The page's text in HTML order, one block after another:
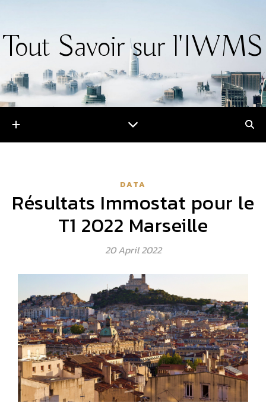
Tout Savoir sur l'IWMS
DATA
Résultats Immostat pour le
T1 2022 Marseille
20 April 2022